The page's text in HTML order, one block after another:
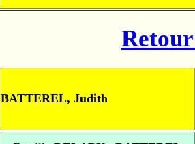
BATTEREL, Judith